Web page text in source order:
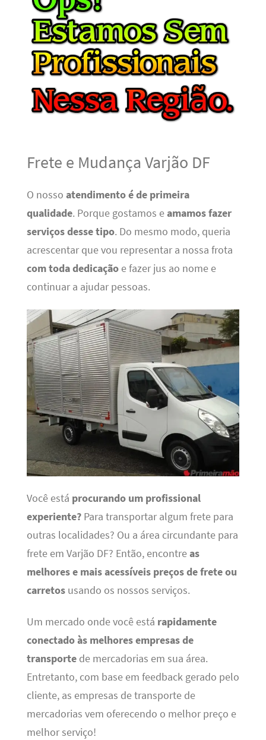
Frete e Mudança Varjão DF
O nosso atendimento é de primeira
qualidade. Porque gostamos eamamos fazer
serviços desse tipo. Do mesmo modo, queria
acrescentar que vou representar a nossa frota
com toda dedicaçãoe fazer jus ao nome e
continuar a ajudar pessoas.
Você está procurando um profissional
experiente?Para transportar algum frete para
outras localidades? Ou a área circundante para
frete em Varjão DF? Então, encontreas
melhores e mais acessíveis preços de frete ou
carretosusando os nossos serviços.
Um mercado onde você está rapidamente
conectado às melhores empresas de
transportede mercadorias em sua área.
Entretanto, com base em feedback gerado pelo
cliente, as empresas de transporte de
mercadorias vem oferecendo o melhor preço e
melhor serviço!